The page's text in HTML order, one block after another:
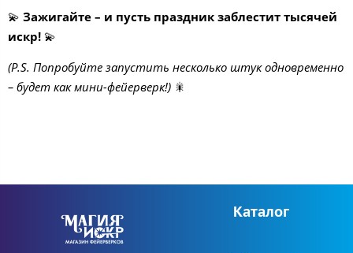
💫 Зажигайте – и пусть праздник заблестит тысячей
искр! 💫
(P.S. Попробуйте запустить несколько штук одновременно
– будет как мини-фейерверк!) 🎇
Каталог